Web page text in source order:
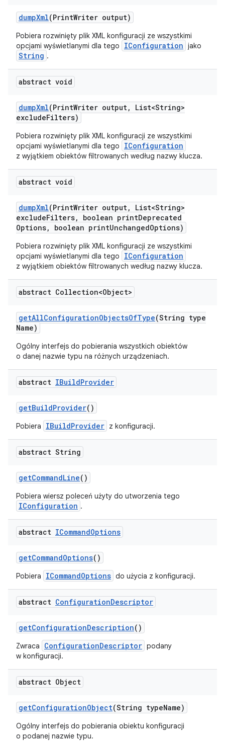
dumpXml(PrintWriter output)
Pobiera rozwinięty plik XML konfiguracji ze wszystkimi
opcjami wyświetlanymi dla tego
IConfiguration jako
String .
abstract void
dumpXml(PrintWriter output,
List<String>
excludeFilters)
Pobiera rozwinięty plik XML konfiguracji ze wszystkimi
opcjami wyświetlanymi dla tego
IConfiguration
z wyjątkiem obiektów filtrowanych według nazwy klucza.
abstract void
dumpXml(PrintWriter output,
List<String>
excludeFilters, boolean printDeprecated
Options, boolean printUnchangedOptions)
Pobiera rozwinięty plik XML konfiguracji ze wszystkimi
opcjami wyświetlanymi dla tego
IConfiguration
z wyjątkiem obiektów filtrowanych według nazwy klucza.
abstract Collection<Object>
getAllConfigurationObjectsOfType(String type
Name)
Ogólny interfejs do pobierania wszystkich obiektów
o danej nazwie typu na różnych urządzeniach.
abstract IBuildProvider
getBuildProvider()
Pobiera IBuildProvider z konfiguracji.
abstract String
getCommandLine()
Pobiera wiersz poleceń użyty do utworzenia tego
IConfiguration .
abstract ICommandOptions
getCommandOptions()
Pobiera ICommandOptions do użycia z konfiguracji.
abstract ConfigurationDescriptor
getConfigurationDescription()
Zwraca ConfigurationDescriptor podany
w konfiguracji.
abstract Object
getConfigurationObject(String typeName)
Ogólny interfejs do pobierania obiektu konfiguracji
o podanej nazwie typu.